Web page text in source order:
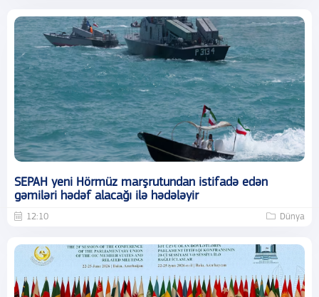
SEPAH yeni Hörmüz marşrutundan istifadə edən
gəmiləri hədəf alacağı ilə hədələyir
12:10 Dünya